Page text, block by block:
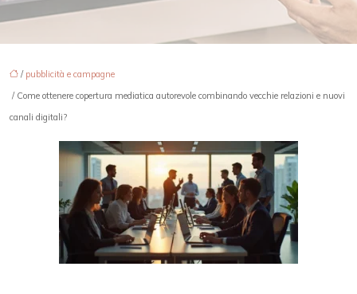
/ pubblicità e campagne
/ Come ottenere copertura mediatica autorevole combinando vecchie relazioni e nuovi
canali digitali?